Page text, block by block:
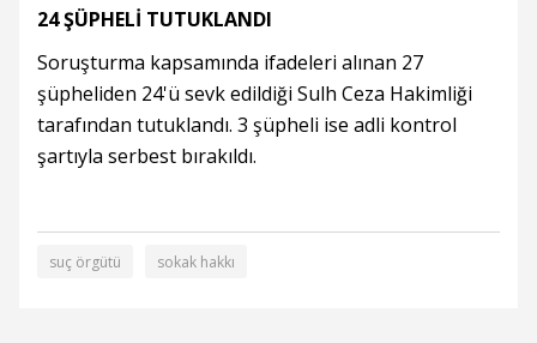
24 ŞÜPHELİ TUTUKLANDI
Soruşturma kapsamında ifadeleri alınan 27
şüpheliden 24'ü sevk edildiği Sulh Ceza Hakimliği
tarafından tutuklandı. 3 şüpheli ise adli kontrol
şartıyla serbest bırakıldı.
suç örgütü sokak hakkı